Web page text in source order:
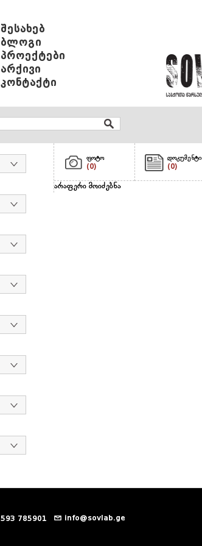
შესახებ
ბლოგი
პროექტები
არქივი
კონტაქტი
ფოტო
(0)
დოკუმენტი
(0)
არაფერი მოიძებნა
593 785901 info@sovlab.ge